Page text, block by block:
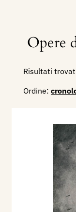
Opere
Risultati
Ordine: